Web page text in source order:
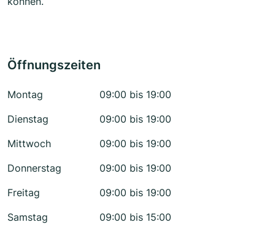
Öffnungszeiten
Montag
09:00 bis 19:00
Dienstag
09:00 bis 19:00
Mittwoch
09:00 bis 19:00
Donnerstag
09:00 bis 19:00
Freitag
09:00 bis 19:00
Samstag
09:00 bis 15:00